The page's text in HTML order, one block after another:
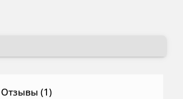
Отзывы (1)